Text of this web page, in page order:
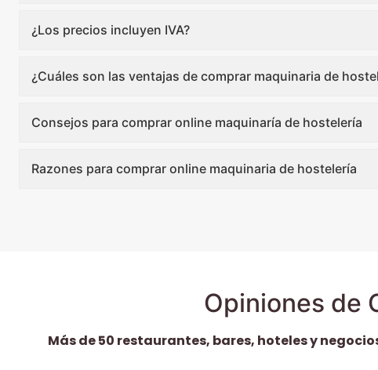
¿Los precios incluyen IVA?
¿Cuáles son las ventajas de comprar maquinaria de
Consejos para comprar online maquinaría de hostelería
Razones para comprar online maquinaria de hostelería
Opiniones de
Más de 50 restaurantes, bares, hoteles y